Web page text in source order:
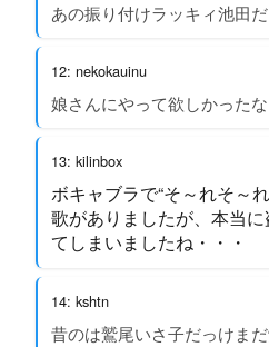
あの振り付けラッキィ池田
12: nekokauinu
娘さんにやって欲しかったな
13: kilinbox
ボキャブラで“そ～れそ～
歌がありましたが、本当
てしまいましたね・・・
14: kshtn
昔のは鷲尾いさ子だっけま